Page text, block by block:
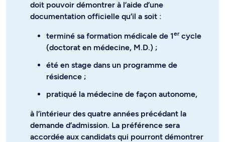
doit pouvoir démontrer à l’aide d’une
documentation officielle qu’il a soit :
terminé sa formation médicale de 1ercycle
(doctorat en médecine, M.D.) ;
été en stage dans un programme de
résidence ;
pratiqué la médecine de façon autonome,
à l’intérieur des quatre années précédant la
demande d’admission. La préférence sera
accordée aux candidats qui pourront démontrer